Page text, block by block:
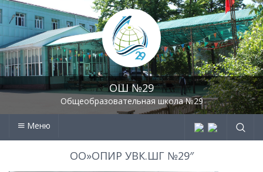
ОШ №29
Общеобразовательная школа №29
Меню
ОО»ОПИР УВК.ШГ №29″